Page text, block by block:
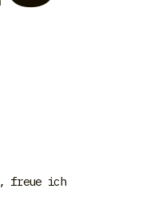
freue ich